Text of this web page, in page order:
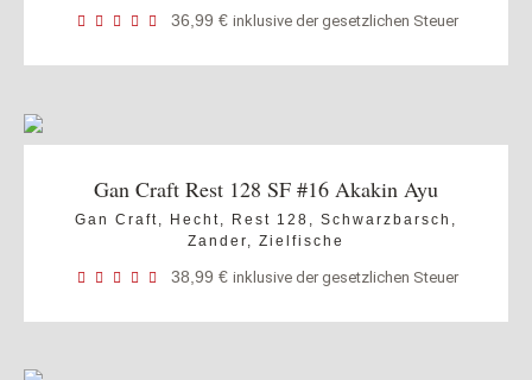
36,99 € inklusive der gesetzlichen Steuer
Gan Craft Rest 128 SF #16 Akakin Ayu
Gan Craft Hecht Rest 128 Schwarzbarsch
Zander
Zielfische
38,99 € inklusive der gesetzlichen Steuer